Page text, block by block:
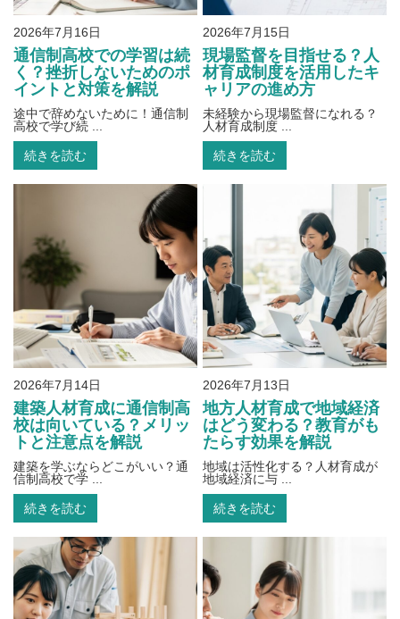
2026年7月16日
通信制高校での学習は続
く？挫折しないためのポ
イントと対策を解説
途中で辞めないために！通信制
高校で学び続 ...
続きを読む
2026年7月15日
現場監督を目指せる？人
材育成制度を活用したキ
ャリアの進め方
未経験から現場監督になれる？
人材育成制度 ...
続きを読む
2026年7月14日
建築人材育成に通信制高
校は向いている？メリッ
トと注意点を解説
建築を学ぶならどこがいい？通
信制高校で学 ...
続きを読む
2026年7月13日
地方人材育成で地域経済
はどう変わる？教育がも
たらす効果を解説
地域は活性化する？人材育成が
地域経済に与 ...
続きを読む